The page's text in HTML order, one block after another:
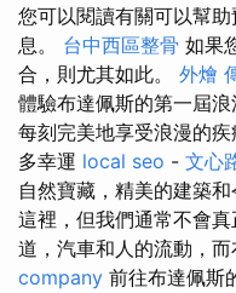
您可以閱讀有關可以幫
息。 台中西區整骨 如果
合，則尤其如此。 外燴
體驗布達佩斯的第一屆
每刻完美地享受浪漫的
多幸運 local seo - 文心
自然寶藏，精美的建築
這裡，但我們通常不會
道，汽車和人的流動，
company 前往布達佩斯